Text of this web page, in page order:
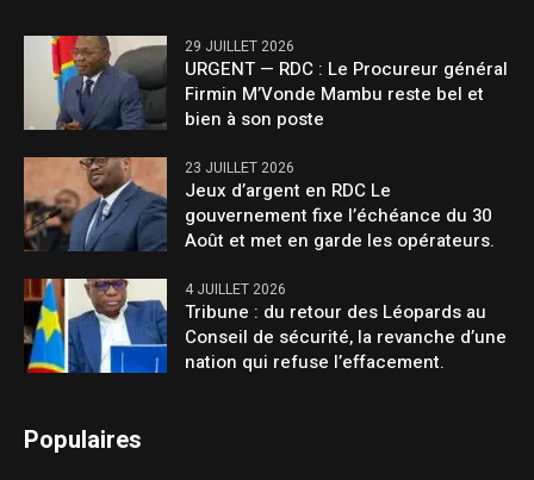
29 JUILLET 2026
URGENT — RDC : Le Procureur général
Firmin M’Vonde Mambu reste bel et
bien à son poste
23 JUILLET 2026
Jeux d’argent en RDC Le
gouvernement fixe l’échéance du 30
Août et met en garde les opérateurs.
4 JUILLET 2026
Tribune : du retour des Léopards au
Conseil de sécurité, la revanche d’une
nation qui refuse l’effacement.
Populaires